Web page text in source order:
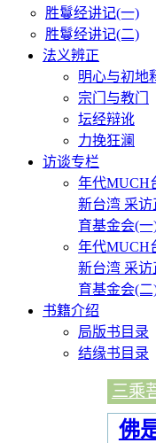
胜鬘经讲记(一)
胜鬘经讲记(二)
法义辨正
明心与初地
宗门与教门
坛经辩讹
力挽狂澜
访谈专栏
年代MUCH
新台湾 采访
育基金会(一
年代MUCH
新台湾 采访
育基金会(二
书籍介绍
局版书目录
结缘书目录
三乘
佛